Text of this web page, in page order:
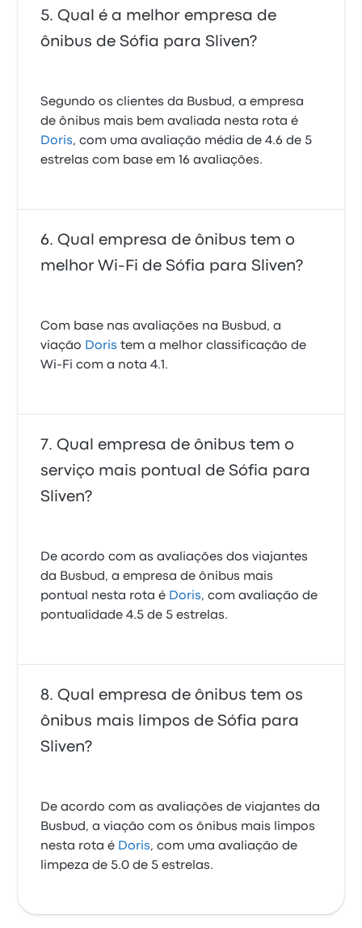
Qual é a melhor empresa de
ônibus de Sófia para Sliven?
Segundo os clientes da Busbud, a empresa
de ônibus mais bem avaliada nesta rota é
Doris, com uma avaliação média de 4.6 de 5
estrelas com base em 16 avaliações.
Qual empresa de ônibus tem o
melhor Wi-Fi de Sófia para Sliven?
Com base nas avaliações na Busbud, a
viação Doris tem a melhor classificação de
Wi-Fi com a nota 4.1.
Qual empresa de ônibus tem o
serviço mais pontual de Sófia para
Sliven?
De acordo com as avaliações dos viajantes
da Busbud, a empresa de ônibus mais
pontual nesta rota é Doris, com avaliação de
pontualidade 4.5 de 5 estrelas.
Qual empresa de ônibus tem os
ônibus mais limpos de Sófia para
Sliven?
De acordo com as avaliações de viajantes da
Busbud, a viação com os ônibus mais limpos
nesta rota é Doris, com uma avaliação de
limpeza de 5.0 de 5 estrelas.